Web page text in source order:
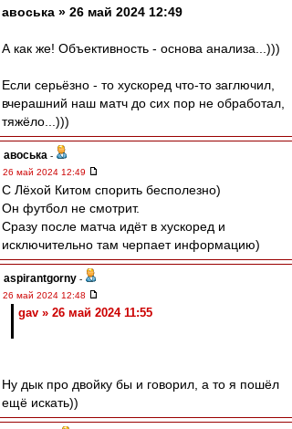
авоська » 26 май 2024 12:49
А как же! Объективность - основа анализа...)))
Если серьёзно - то хускоред что-то заглючил,
вчерашний наш матч до сих пор не обработал,
тяжёло...)))
авоська -
26 май 2024 12:49
С Лёхой Китом спорить бесполезно)
Он футбол не смотрит.
Сразу после матча идёт в хускоред и
исключительно там черпает информацию)
aspirantgorny -
26 май 2024 12:48
gav » 26 май 2024 11:55
Ну дык про двойку бы и говорил, а то я пошёл
ещё искать))